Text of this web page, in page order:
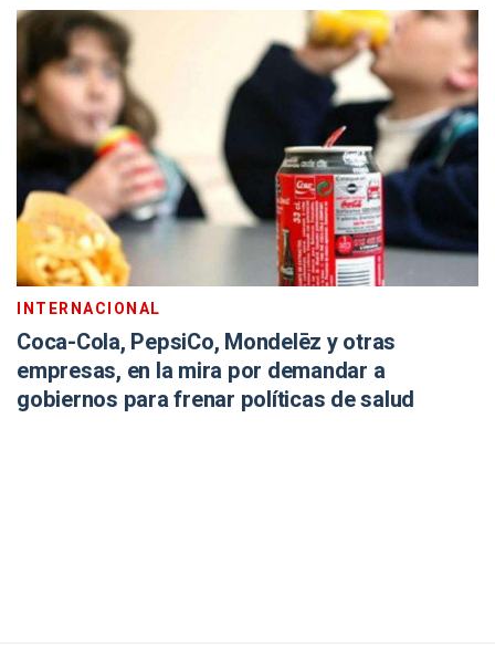
INTERNACIONAL
Coca-Cola, PepsiCo, Mondelēz y otras
empresas, en la mira por demandar a
gobiernos para frenar políticas de salud